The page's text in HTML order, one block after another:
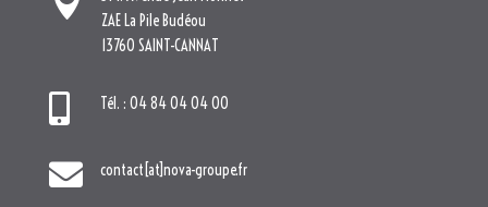
ZAE La Pile Budéou
13760 SAINT-CANNAT
 Tél. : 04 84 04 04 00
 contact[at]nova-groupe.fr